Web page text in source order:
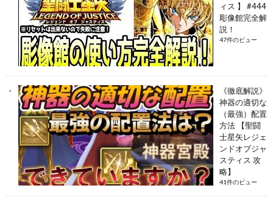
ィス 】 #444
彫像館完全解
説！
47件のビュー
《徹底解説》
神器の適切な
（最強）配置
方法 【聖闘
士星矢レジェ
ンドオブジャ
スティス 攻
略】
41件のビュー